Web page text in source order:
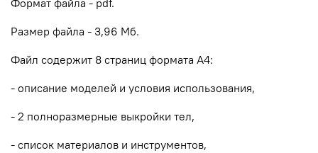
Формат файла - pdf.
Размер файла - 3,96 Мб.
Файл содержит 8 страниц формата А4:
- описание моделей и условия использования,
- 2 полноразмерные выкройки тел,
- список материалов и инструментов,